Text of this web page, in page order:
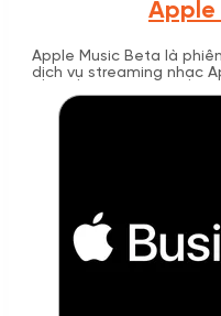
Apple
Apple Music Beta là
dịch vụ streaming nhạc
beta.music.apple.com.